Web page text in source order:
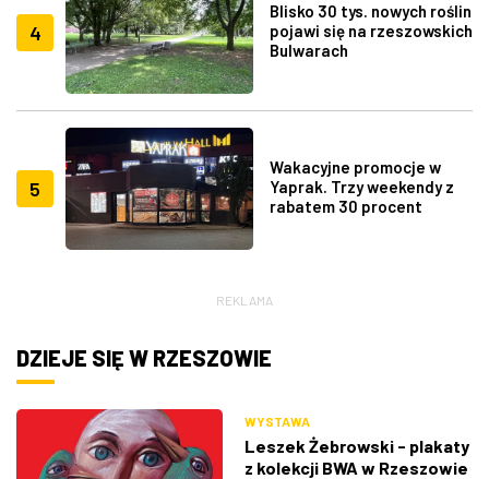
4
Blisko 30 tys. nowych roślin
pojawi się na rzeszowskich
Bulwarach
5
Wakacyjne promocje w
Yaprak. Trzy weekendy z
rabatem 30 procent
REKLAMA
DZIEJE SIĘ W RZESZOWIE
WYSTAWA
Leszek Żebrowski - plakaty
z kolekcji BWA w Rzeszowie